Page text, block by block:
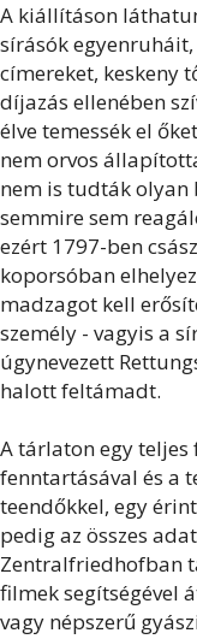
A kiállításon
sírásók
címereket, keskeny
díjazás ellenében
élve temessék el
nem orvos
nem is tudták
semmire sem
ezért 1797-ben
koporsóban
madzagot kell
személy - vagyis a
úgynevezett
halott feltámadt.
A tárlaton egy
fenntartásával és a
teendőkkel, egy
pedig az összes
Zentralfriedhofban
filmek segítségével
vagy népszerű